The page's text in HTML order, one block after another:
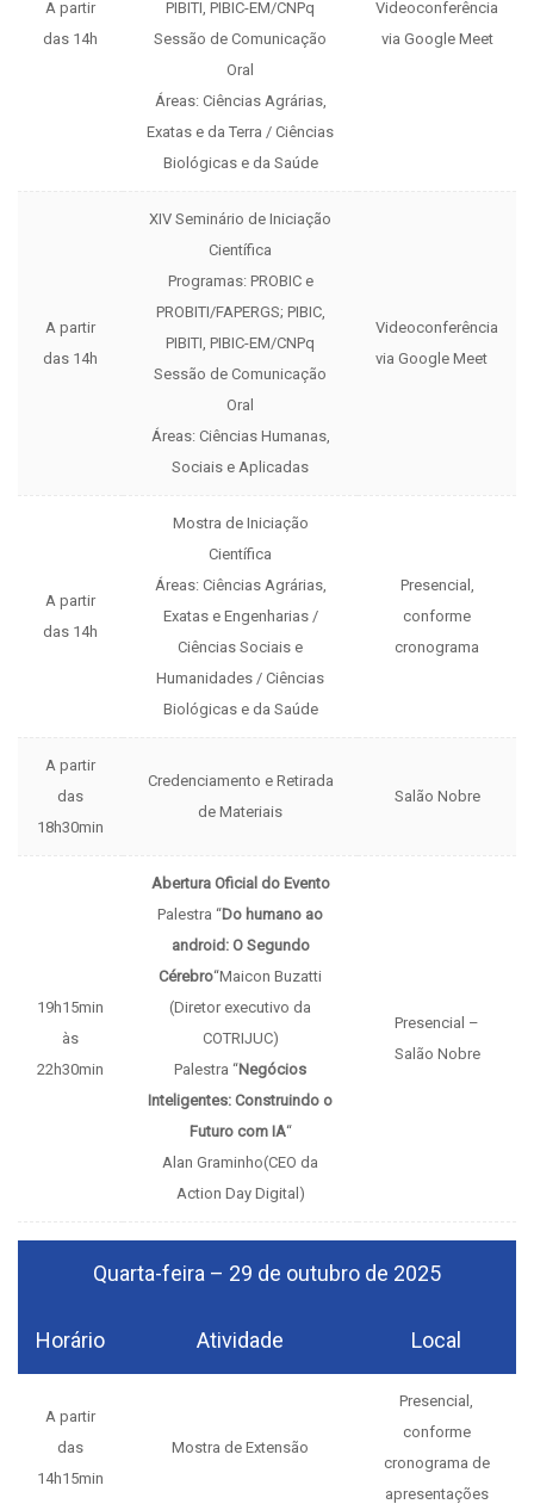
A partir
das 14h
PIBITI, PIBIC-EM/CNPq
Sessão de Comunicação
Oral
Áreas: Ciências Agrárias,
Exatas e da Terra / Ciências
Biológicas e da Saúde
Videoconferência
via Google Meet
A partir
das 14h
XIV Seminário de Iniciação
Científica
Programas: PROBIC e
PROBITI/FAPERGS; PIBIC,
PIBITI, PIBIC-EM/CNPq
Sessão de Comunicação
Oral
Áreas: Ciências Humanas,
Sociais e Aplicadas
Videoconferência
via Google Meet
A partir
das 14h
Mostra de Iniciação
Científica
Áreas: Ciências Agrárias,
Exatas e Engenharias /
Ciências Sociais e
Humanidades / Ciências
Biológicas e da Saúde
Presencial,
conforme
cronograma
A partir
das
18h30min
Credenciamento e Retirada
de Materiais
Salão Nobre
19h15min
às
22h30min
Abertura Oficial do Evento
Palestra “Do humano ao
android: O Segundo
Cérebro“Maicon Buzatti
(Diretor executivo da
COTRIJUC)
Palestra “Negócios
Inteligentes: Construindo o
Futuro com IA“
Alan Graminho(CEO da
Action Day Digital)
Presencial –
Salão Nobre
Quarta-feira – 29 de outubro de 2025
Horário Atividade Local
A partir
das
14h15min
Mostra de Extensão
Presencial,
conforme
cronograma de
apresentações